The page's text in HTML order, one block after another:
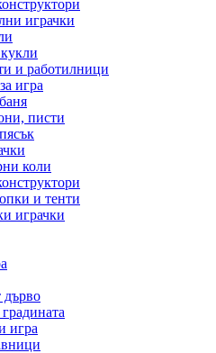
играчки
и работилници
игра
писти
коли
и тенти
играчки
дърво
игра